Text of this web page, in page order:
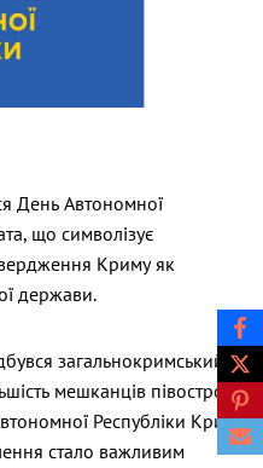
День Автономної
що символізує
Криму як
держави.
загальнокримський
мешканців півострова
Республіки Крим
стало важливим